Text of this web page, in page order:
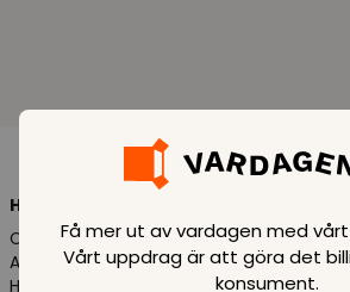
Få mer ut av vardagen med
Vårt uppdrag är att göra det
konsument.
Hitta oss
Cross Border Supermarkets Operations
Altholzkrug 13, 24976 Handewitt
HRB 14436 FL